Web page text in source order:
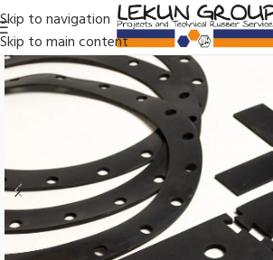
Skip to navigation
Skip to main content